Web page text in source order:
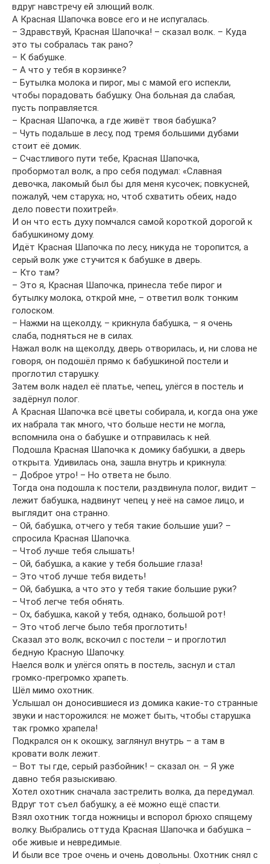
вдруг навстречу ей злющий волк.
А Красная Шапочка вовсе его и не испугалась.
– Здравствуй, Красная Шапочка! – сказал волк. – Куда
это ты собралась так рано?
– К бабушке.
– А что у тебя в корзинке?
– Бутылка молока и пирог, мы с мамой его испекли,
чтобы порадовать бабушку. Она больная да слабая,
пусть поправляется.
– Красная Шапочка, а где живёт твоя бабушка?
– Чуть подальше в лесу, под тремя большими дубами
стоит её домик.
– Счастливого пути тебе, Красная Шапочка,
пробормотал волк, а про себя подумал: «Славная
девочка, лакомый был бы для меня кусочек; повкусней,
пожалуй, чем старуха; но, чтоб схватить обеих, надо
дело повести похитрей».
И он что есть духу помчался самой короткой дорогой к
бабушкиному дому.
Идёт Красная Шапочка по лесу, никуда не торопится, а
серый волк уже стучится к бабушке в дверь.
– Кто там?
– Это я, Красная Шапочка, принесла тебе пирог и
бутылку молока, открой мне, – ответил волк тонким
голоском.
– Нажми на щеколду, – крикнула бабушка, – я очень
слаба, подняться не в силах.
Нажал волк на щеколду, дверь отворилась, и, ни слова не
говоря, он подошёл прямо к бабушкиной постели и
проглотил старушку.
Затем волк надел её платье, чепец, улёгся в постель и
задёрнул полог.
А Красная Шапочка всё цветы собирала, и, когда она уже
их набрала так много, что больше нести не могла,
вспомнила она о бабушке и отправилась к ней.
Подошла Красная Шапочка к домику бабушки, а дверь
открыта. Удивилась она, зашла внутрь и крикнула:
– Доброе утро! – Но ответа не было.
Тогда она подошла к постели, раздвинула полог, видит –
лежит бабушка, надвинут чепец у неё на самое лицо, и
выглядит она странно.
– Ой, бабушка, отчего у тебя такие большие уши? –
спросила Красная Шапочка.
– Чтоб лучше тебя слышать!
– Ой, бабушка, а какие у тебя большие глаза!
– Это чтоб лучше тебя видеть!
– Ой, бабушка, а что это у тебя такие большие руки?
– Чтоб легче тебя обнять.
– Ох, бабушка, какой у тебя, однако, большой рот!
– Это чтоб легче было тебя проглотить!
Сказал это волк, вскочил с постели – и проглотил
бедную Красную Шапочку.
Наелся волк и улёгся опять в постель, заснул и стал
громко-прегромко храпеть.
Шёл мимо охотник.
Услышал он доносившиеся из домика какие-то странные
звуки и насторожился: не может быть, чтобы старушка
так громко храпела!
Подкрался он к окошку, заглянул внутрь – а там в
кровати волк лежит.
– Вот ты где, серый разбойник! – сказал он. – Я уже
давно тебя разыскиваю.
Хотел охотник сначала застрелить волка, да передумал.
Вдруг тот съел бабушку, а её можно ещё спасти.
Взял охотник тогда ножницы и вспорол брюхо спящему
волку. Выбрались оттуда Красная Шапочка и бабушка –
обе живые и невредимые.
И были все трое очень и очень довольны. Охотник снял с